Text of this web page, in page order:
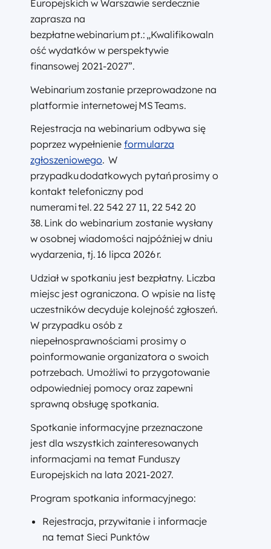
Europejskich w Warszawie serdecznie
zaprasza na
bezpłatne webinarium pt.: „Kwalifikowaln
ość wydatków w perspektywie
finansowej 2021-2027”.
Webinarium zostanie przeprowadzone na
platformie internetowej MS Teams.
Rejestracja na webinarium odbywa się
poprzez wypełnienie formularza
zgłoszeniowego. W
przypadku dodatkowych pytań prosimy o
kontakt telefoniczny pod
numerami tel. 22 542 27 11, 22 542 20
38. Link do webinarium zostanie wysłany
w osobnej wiadomości najpóźniej w dniu
wydarzenia, tj. 16 lipca 2026 r.
Udział w spotkaniu jest bezpłatny. Liczba
miejsc jest ograniczona. O wpisie na listę
uczestników decyduje kolejność zgłoszeń.
W przypadku osób z
niepełnosprawnościami prosimy o
poinformowanie organizatora o swoich
potrzebach. Umożliwi to przygotowanie
odpowiedniej pomocy oraz zapewni
sprawną obsługę spotkania.
Spotkanie informacyjne przeznaczone
jest dla wszystkich zainteresowanych
informacjami na temat Funduszy
Europejskich na lata 2021-2027.
Program spotkania informacyjnego:
Rejestracja, przywitanie i informacje
na temat Sieci Punktów